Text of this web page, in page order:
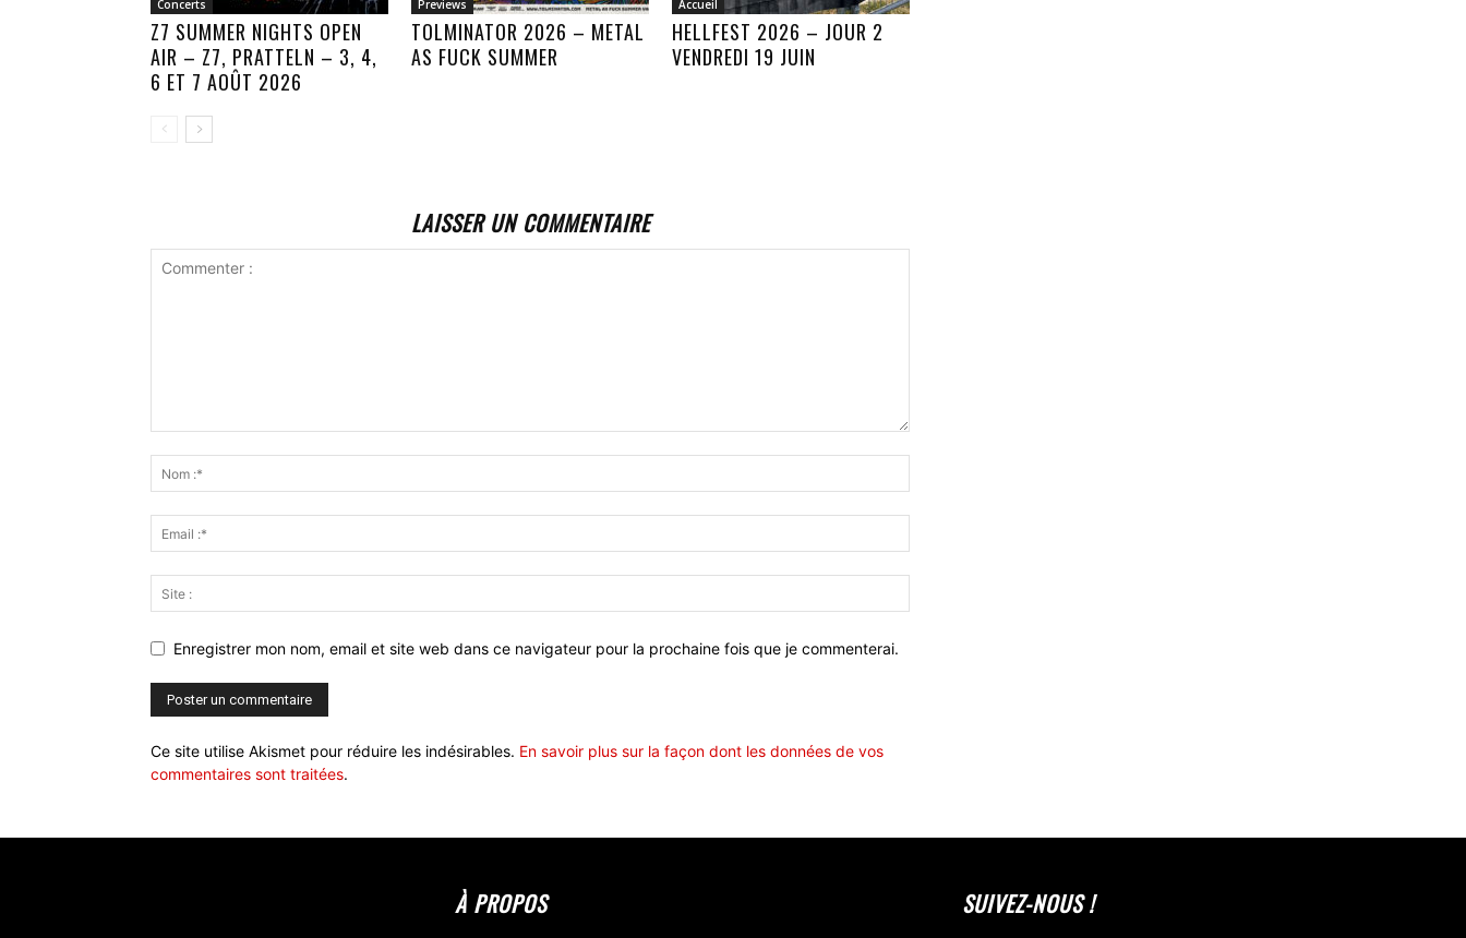
Concerts
Z7 SUMMER NIGHTS OPEN
AIR – Z7, PRATTELN – 3, 4,
6 ET 7 AOÛT 2026
Previews
TOLMINATOR 2026 – METAL
AS FUCK SUMMER
Accueil
HELLFEST 2026 – JOUR 2
VENDREDI 19 JUIN
LAISSER UN COMMENTAIRE
Enregistrer mon nom, email et site web dans ce navigateur pour la prochaine fois que je commenterai.
Ce site utilise Akismet pour réduire les indésirables. En savoir plus sur la façon dont les données de vos
commentaires sont traitées.
À PROPOS SUIVEZ-NOUS !